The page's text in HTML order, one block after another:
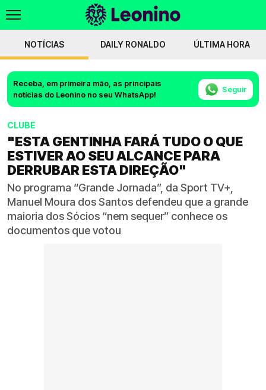
NOTÍCIAS DAILY RONALDO ÚLTIMA HORA
Receba, em primeira mão, as principais
notícias do Leonino no seu WhatsApp!
Seguir
CLUBE
"ESTA GENTINHA FARÁ TUDO O QUE
ESTIVER AO SEU ALCANCE PARA
DERRUBAR ESTA DIREÇÃO"
No programa “Grande Jornada”, da Sport TV+,
Manuel Moura dos Santos defendeu que a grande
maioria dos Sócios “nem sequer” conhece os
documentos que votou